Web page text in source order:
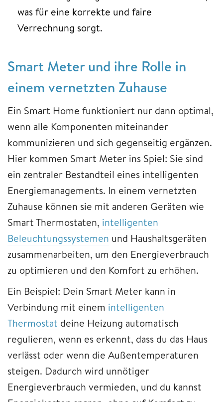
was für eine korrekte und faire
Verrechnung sorgt.
Smart Meter und ihre Rolle in
einem vernetzten Zuhause
Ein Smart Home funktioniert nur dann optimal,
wenn alle Komponenten miteinander
kommunizieren und sich gegenseitig ergänzen.
Hier kommen Smart Meter ins Spiel: Sie sind
ein zentraler Bestandteil eines intelligenten
Energiemanagements. In einem vernetzten
Zuhause können sie mit anderen Geräten wie
Smart Thermostaten, intelligenten
Beleuchtungssystemen und Haushaltsgeräten
zusammenarbeiten, um den Energieverbrauch
zu optimieren und den Komfort zu erhöhen.
Ein Beispiel: Dein Smart Meter kann in
Verbindung mit einem intelligenten
Thermostat deine Heizung automatisch
regulieren, wenn es erkennt, dass du das Haus
verlässt oder wenn die Außentemperaturen
steigen. Dadurch wird unnötiger
Energieverbrauch vermieden, und du kannst